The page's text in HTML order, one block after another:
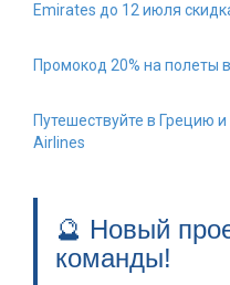
Emirates до 12 июля
Промокод 20% на полеты
Путешествуйте в Грецию и
Airlines
🔮 Новый
команды!